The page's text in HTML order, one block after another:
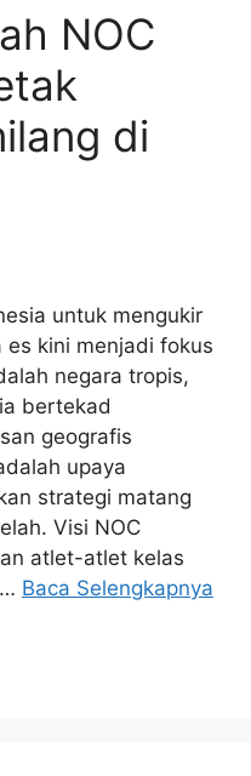
NOC
di
untuk mengukir
kini menjadi fokus
negara tropis,
bertekad
geografis
upaya
strategi matang
Visi NOC
atlet-atlet kelas
Baca Selengkapnya